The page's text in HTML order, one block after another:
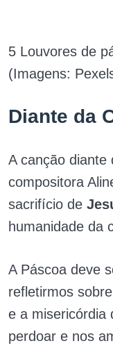
5 Louvores de
(Imagens:
Diante da
A canção diante
compositora
sacrifício de
humanidade da
A Páscoa deve
refletirmos
e a misericórdia
perdoar e nos